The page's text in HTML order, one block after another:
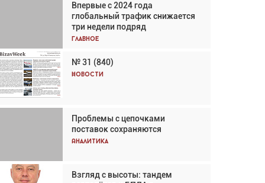
Впервые с 2024 года
глобальный трафик снижается
три недели подряд
Главное
№ 31 (840)
Новости
Проблемы с цепочками
поставок сохраняются
Аналитика
Взгляд с высоты: тандем
Взгляд с высоты: тандем
вертолётов и БПЛА в
спасательных операциях
Главное
Авиационный фотограф Дэйв
Кох: «Фотография говорит сама
Впервые с 2024 года
глобальный трафик снижается
три недели подряд
Частный самолёт – это актив.